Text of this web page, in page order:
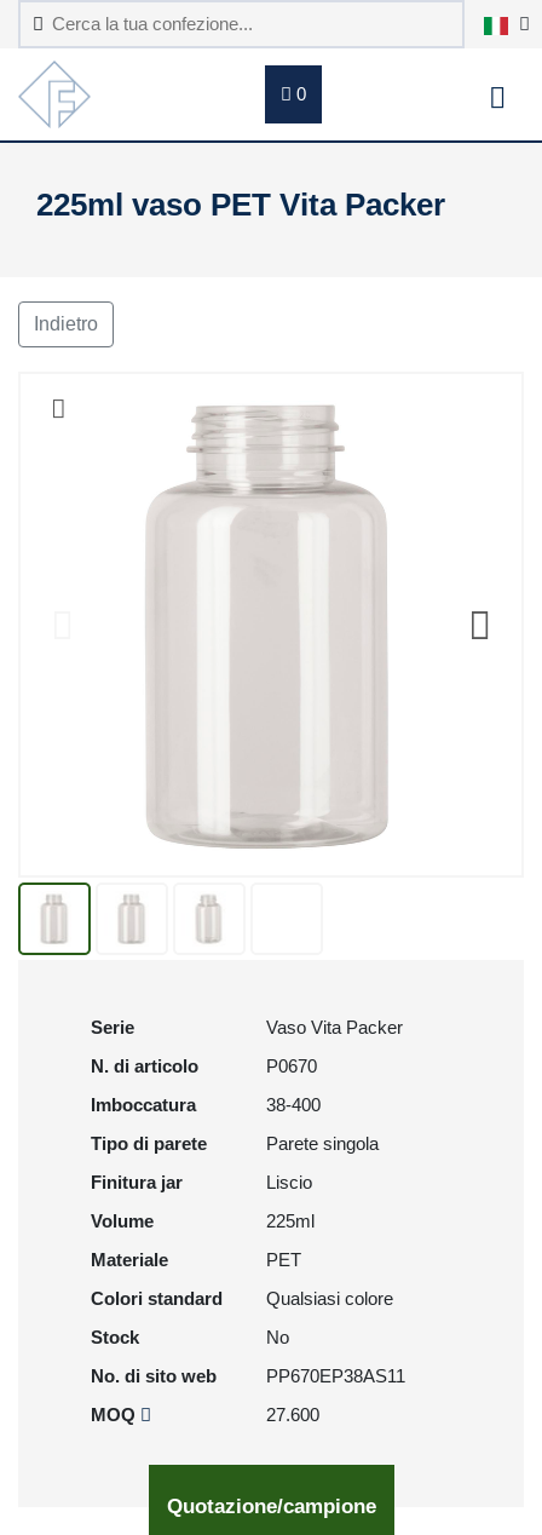
0
225ml vaso PET Vita Packer
Indietro
Serie
Vaso Vita Packer
N. di articolo
P0670
Imboccatura
38-400
Tipo di parete
Parete singola
Finitura jar
Liscio
Volume
225ml
Materiale
PET
Colori standard
Qualsiasi colore
Stock
No
No. di sito web
PP670EP38AS11
MOQ
27.600
Quotazione/campione